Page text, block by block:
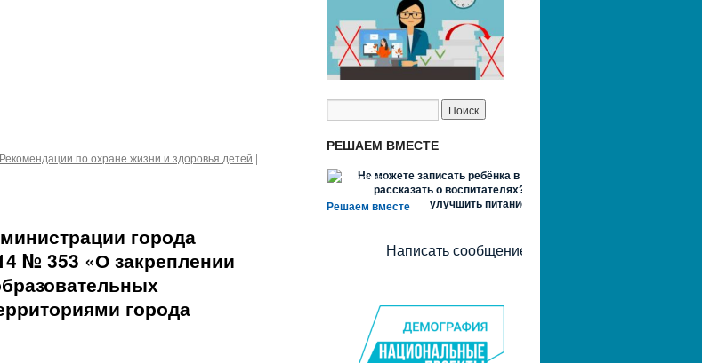
Рекомендации по охране жизни и здоровья детей |
города
№ 353 «О закреплении
города
РЕШАЕМ ВМЕСТЕ
Решаем вместе
Не можете записать ребёнка в сад? Хотите
рассказать о воспитателях? Знаете, как
улучшить питание и занятия?
Написать сообщение